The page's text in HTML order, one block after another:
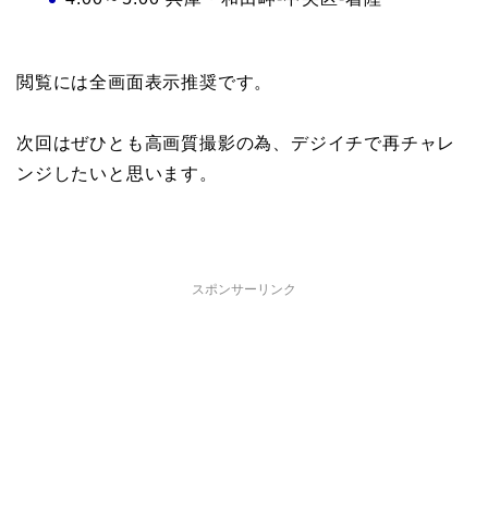
閲覧には全画面表示推奨です。
次回はぜひとも高画質撮影の為、デジイチで再チャレ
ンジしたいと思います。
スポンサーリンク